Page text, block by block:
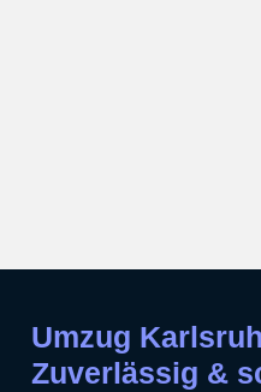
Umzug
Zuverlässig &